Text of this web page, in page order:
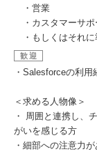
・営業
・カスタマーサポ
・もしくはそれに
歓迎
・Salesforceの利用
＜求める人物像＞
・ 周囲と連携し、
がいを感じる方
・細部への注意力